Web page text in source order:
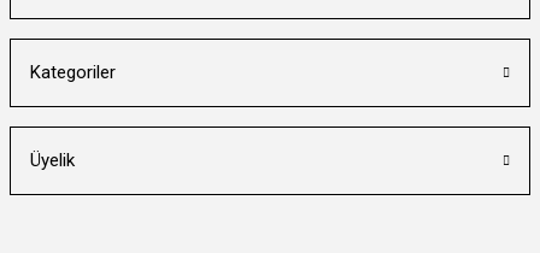
Kategoriler
Üyelik